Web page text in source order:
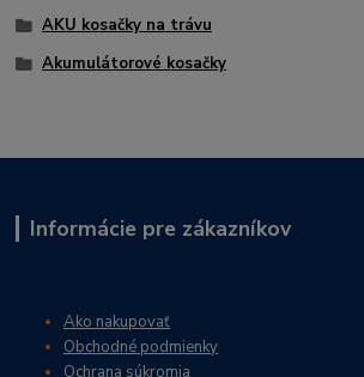
AKU kosačky na trávu
Akumulátorové kosačky
Informácie pre zákazníkov
Ako nakupovať
Obchodné podmienky
Ochrana súkromia